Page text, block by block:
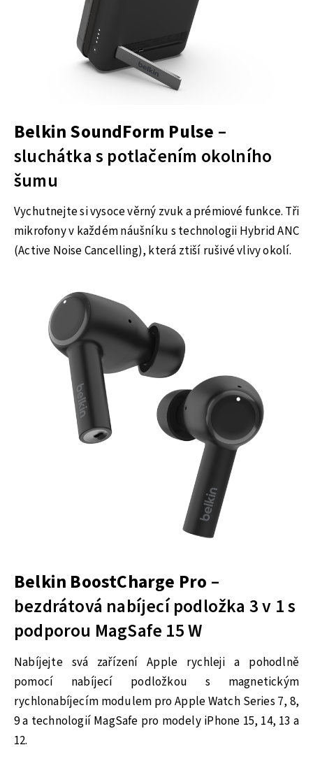
Belkin SoundForm Pulse –
sluchátka s potlačením okolního
šumu
Vychutnejte si vysoce věrný zvuk a prémiové funkce. Tři
mikrofony v každém náušníku s technologii Hybrid ANC
(Active Noise Cancelling), která ztiší rušivé vlivy okolí.
Belkin BoostCharge Pro –
bezdrátová nabíjecí podložka 3 v 1 s
podporou MagSafe 15 W
Nabíjejte svá zařízení Apple rychleji a pohodlně
pomocí nabíjecí podložkou s magnetickým
rychlonabíjecím modulem pro Apple Watch Series 7, 8,
9 a technologií MagSafe pro modely iPhone 15, 14, 13 a
12.